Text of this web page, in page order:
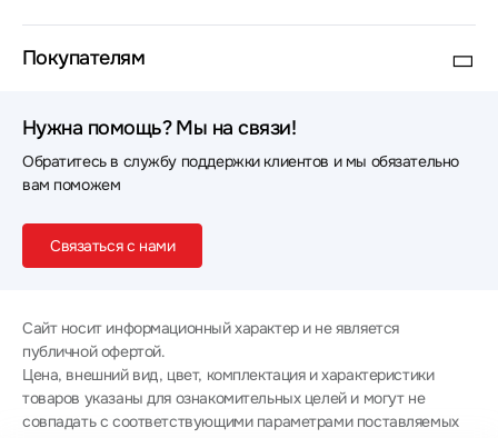
Покупателям
Нужна помощь? Мы на связи!
Обратитесь в службу поддержки клиентов и мы обязательно
вам поможем
Связаться с нами
Сайт носит информационный характер и не является
публичной офертой.
Цена, внешний вид, цвет, комплектация и характеристики
товаров указаны для ознакомительных целей и могут не
совпадать с соответствующими параметрами поставляемых